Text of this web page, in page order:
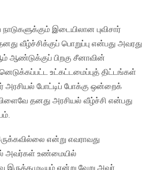
இடையிலான புவிசார்
வீழ்ச்சிக்குப் பொறுப்பு என்பது அவரது
ஆண்டுக்குப் பிறகு சீனாவின்
உட்கட்டமைப்புத் திட்டங்கள்
அரசியல் போட்டிப் போக்கு ஒன்றைக்
தனது அரசியல் வீழ்ச்சி என்பது
என்று எவராவது
அவர்கள் உண்மையில்